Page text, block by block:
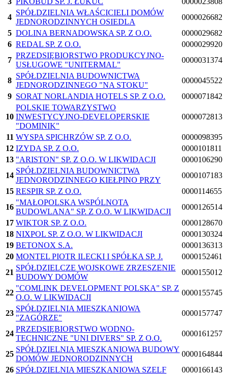
4
SPÓŁDZIELNIA WŁAŚCICIELI DOMÓW
JEDNORODZINNYCH OSIEDLA
0000026682
5 DOLINA BERNADOWSKA SP. Z O.O.
0000029682
6 REDAL SP. Z O.O.
0000029920
7
PRZEDSIĘBIORSTWO PRODUKCYJNO-
USŁUGOWE "UNITERMAL"
0000031374
8
SPÓŁDZIELNIA BUDOWNICTWA
JEDNORODZINNEGO "NA STOKU"
0000045522
9 SORAT NORLANDIA HOTELS SP. Z O.O. 0000071842
10
POLSKIE TOWARZYSTWO
INWESTYCYJNO-DEVELOPERSKIE
"DOMINIK"
0000072813
11 WYSPA SPICHRZÓW SP. Z O.O.
0000098395
12 IZYDA SP. Z O.O.
0000101811
13 "ARISTON" SP. Z O.O. W LIKWIDACJI
0000106290
14
SPÓŁDZIELNIA BUDOWNICTWA
JEDNORODZINNEGO KIEŁPINO PRZY
0000107183
15 RESPIR SP. Z O.O.
0000114655
16
"MAŁOPOLSKA WSPÓLNOTA
BUDOWLANA" SP. Z O.O. W LIKWIDACJI
0000126514
17 WIKTOR SP. Z O.O.
0000128670
18 NIXPOL SP. Z O.O. W LIKWIDACJI
0000130324
19 BETONOX S.A.
0000136313
20 MONTEL PIOTR ILECKI I SPÓŁKA SP. J.
0000152461
21
SPÓŁDZIELCZE WOJSKOWE ZRZESZENIE
BUDOWY DOMÓW
0000155012
22
"COMLINK DEVELOPMENT POLSKA" SP. Z
O.O. W LIKWIDACJI
0000155745
23
SPÓŁDZIELNIA MIESZKANIOWA
"ZAGÓRZE"
0000157747
24
PRZEDSIĘBIORSTWO WODNO-
TECHNICZNE "UNI DIVERS" SP. Z O.O.
0000161257
25
SPÓŁDZIELNIA MIESZKANIOWA BUDOWY
DOMÓW JEDNORODZINNYCH
0000164844
26 SPÓŁDZIELNIA MIESZKANIOWA SZELF 0000166143